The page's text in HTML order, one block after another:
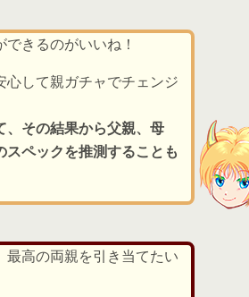
きるのがいいね！
心して親ガチャでチェンジ
、その結果から父親、母
スペックを推測することも
最高の両親を引き当てたい